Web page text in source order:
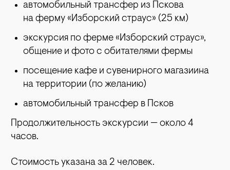
автомобильный трансфер из Пскова
на ферму «Изборский страус» (25 км)
экскурсия по ферме «Изборский страус»,
общение и фото с обитателями фермы
посещение кафе и сувенирного магазиина
на территории (по желанию)
автомобильный трансфер в Псков
Продолжительность экскурсии — около 4
часов.
Стоимость указана за 2 человек.